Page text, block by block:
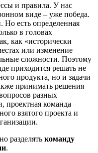
и правила. У нас
виде – уже победа.
Но есть определенная
в головах
как «исторически
или изменение
сложности. Поэтому
приходится решать не
продукта, но и задачи
принимать решения
разных
проектная команда
взятого проекта и
разделять команду
.